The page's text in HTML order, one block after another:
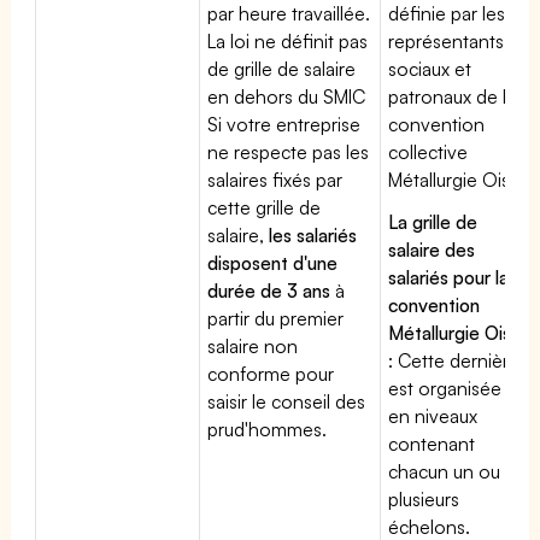
par heure travaillée.
La loi ne définit pas
de grille de salaire
en dehors du SMIC
Si votre entreprise
ne respecte pas les
salaires fixés par
cette grille de
salaire,les salariés
disposent d'une
durée de 3 ans à
partir du premier
salaire non
conforme pour
saisir le conseil des
prud'hommes.
définie par les
représentants
sociaux et
patronaux de la
convention
collective
Métallurgie Oise
La grille de
salaire des
salariés pour la
convention
Métallurgie Oise
: Cette dernière
est organisée
en niveaux
contenant
chacun un ou
plusieurs
échelons.